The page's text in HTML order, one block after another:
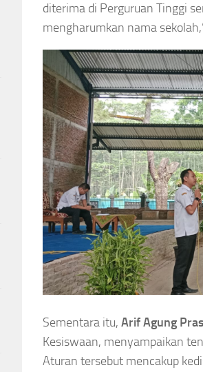
diterima di Perguruan Tinggi
mengharumkan nama
Sementara itu, Arif Agung
Kesiswaan, menyampaikan
Aturan tersebut mencakup